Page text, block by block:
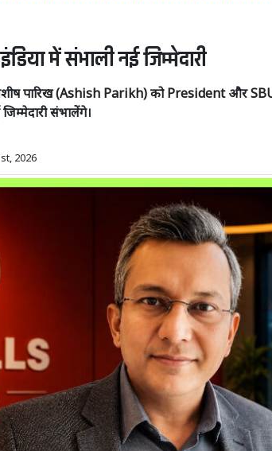
में संभाली नई जिम्मेदारी
पारिख (Ashish Parikh) को President और
संभालेंगे।
2026